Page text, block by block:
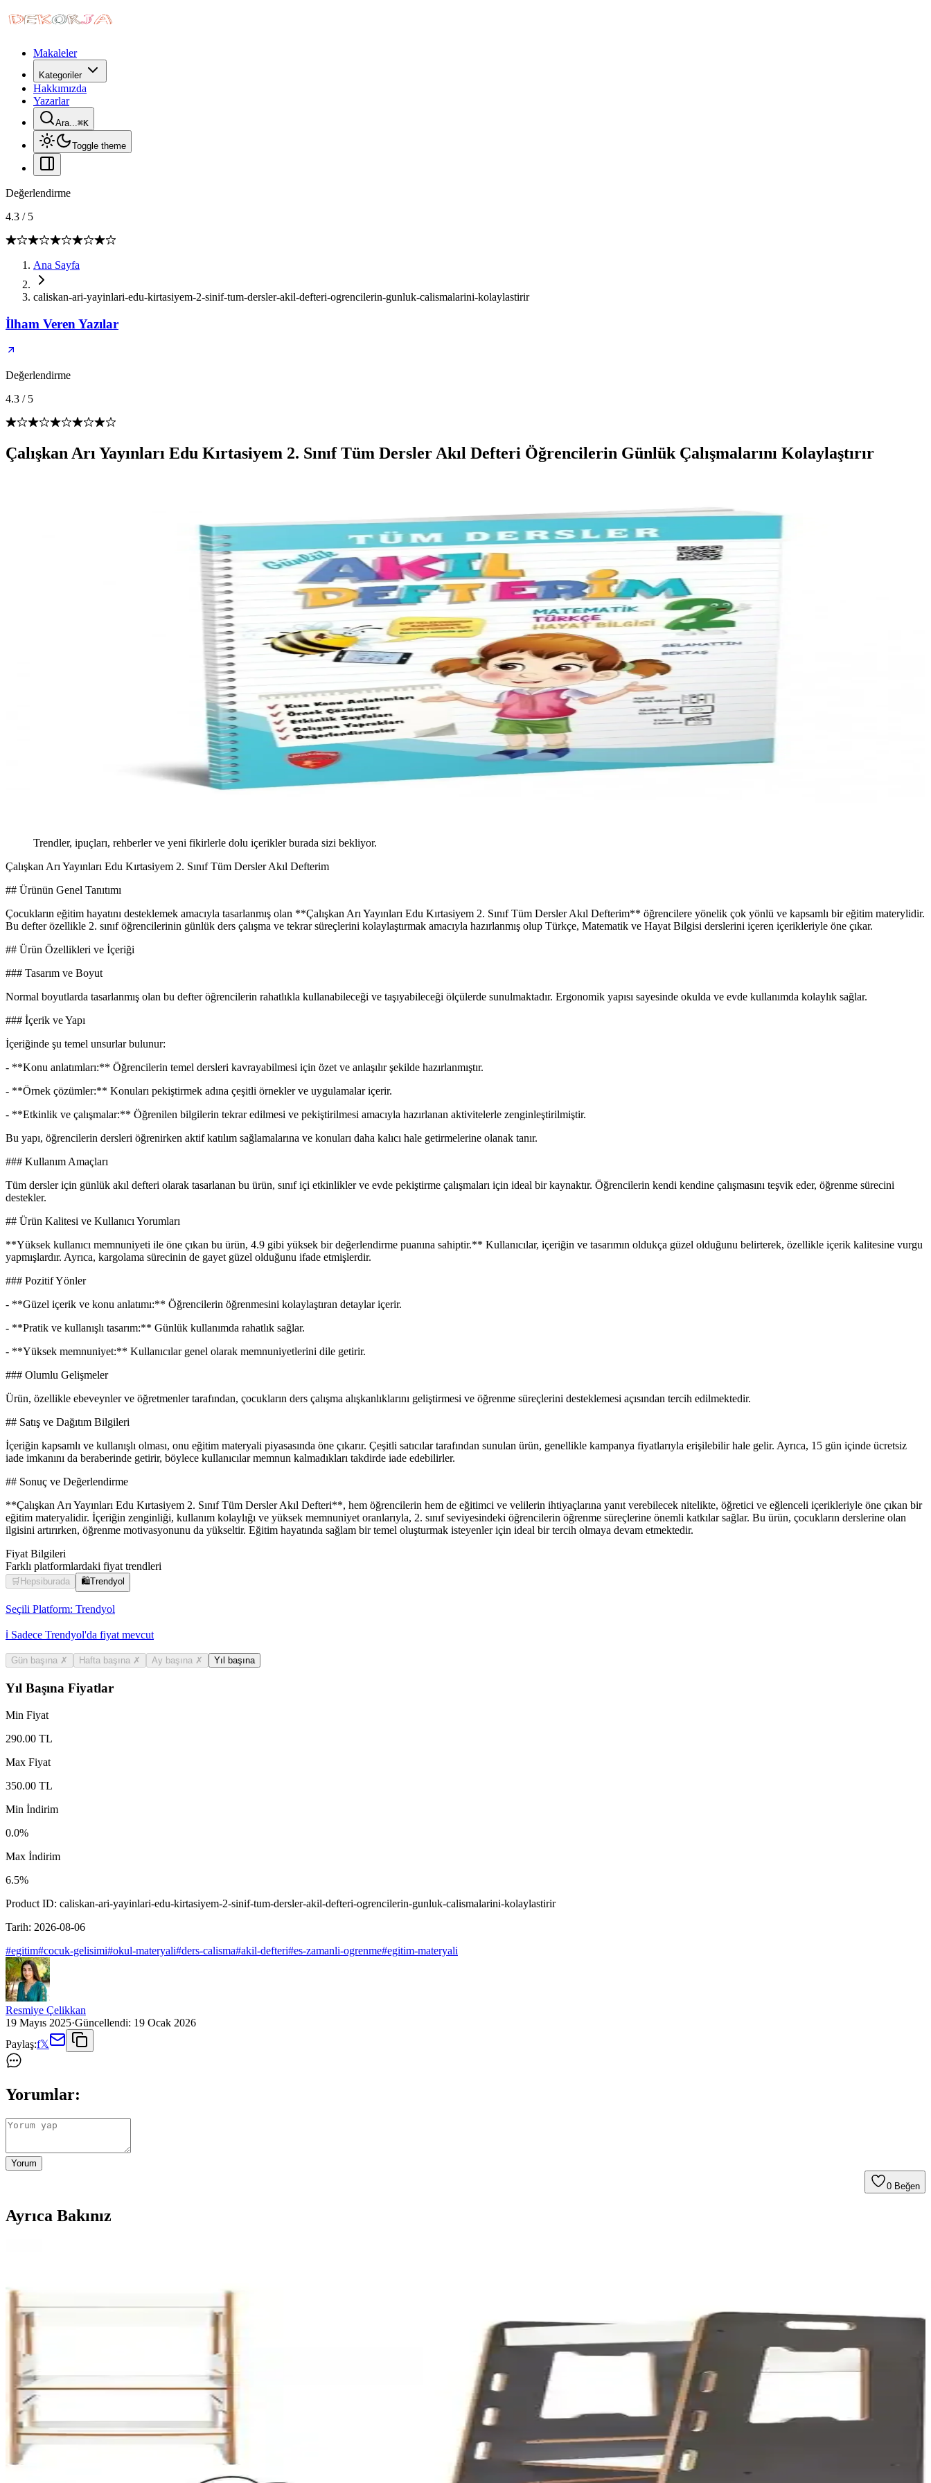
Makaleler
Kategoriler
Hakkımızda
Yazarlar
Ara...⌘K
Toggle theme
Değerlendirme
4.3 / 5
Ana Sayfa
caliskan-ari-yayinlari-edu-kirtasiyem-2-sinif-tum-dersler-akil-defteri-ogrencilerin-gunluk-calismalarini-kolaylastirir
İlham Veren Yazılar
Değerlendirme
4.3 / 5
Çalışkan Arı Yayınları Edu Kırtasiyem 2. Sınıf Tüm Dersler Akıl Defteri Öğrencilerin Günlük Çalışmalarını Kolaylaştırır
Trendler, ipuçları, rehberler ve yeni fikirlerle dolu içerikler burada sizi bekliyor.
Çalışkan Arı Yayınları Edu Kırtasiyem 2. Sınıf Tüm Dersler Akıl Defterim
## Ürünün Genel Tanıtımı
Çocukların eğitim hayatını desteklemek amacıyla tasarlanmış olan **Çalışkan Arı Yayınları Edu Kırtasiyem 2. Sınıf Tüm Dersler Akıl Defterim** öğrencilere yönelik çok yönlü ve kapsamlı bir eğitim materylidir.
Bu defter özellikle 2. sınıf öğrencilerinin günlük ders çalışma ve tekrar süreçlerini kolaylaştırmak amacıyla hazırlanmış olup Türkçe, Matematik ve Hayat Bilgisi derslerini içeren içerikleriyle öne çıkar.
## Ürün Özellikleri ve İçeriği
### Tasarım ve Boyut
Normal boyutlarda tasarlanmış olan bu defter öğrencilerin rahatlıkla kullanabileceği ve taşıyabileceği ölçülerde sunulmaktadır. Ergonomik yapısı sayesinde okulda ve evde kullanımda kolaylık sağlar.
### İçerik ve Yapı
İçeriğinde şu temel unsurlar bulunur:
- **Konu anlatımları:** Öğrencilerin temel dersleri kavrayabilmesi için özet ve anlaşılır şekilde hazırlanmıştır.
- **Örnek çözümler:** Konuları pekiştirmek adına çeşitli örnekler ve uygulamalar içerir.
- **Etkinlik ve çalışmalar:** Öğrenilen bilgilerin tekrar edilmesi ve pekiştirilmesi amacıyla hazırlanan aktivitelerle zenginleştirilmiştir.
Bu yapı, öğrencilerin dersleri öğrenirken aktif katılım sağlamalarına ve konuları daha kalıcı hale getirmelerine olanak tanır.
### Kullanım Amaçları
Tüm dersler için günlük akıl defteri olarak tasarlanan bu ürün, sınıf içi etkinlikler ve evde pekiştirme çalışmaları için ideal bir kaynaktır. Öğrencilerin kendi kendine çalışmasını teşvik eder, öğrenme sürecini
destekler.
## Ürün Kalitesi ve Kullanıcı Yorumları
**Yüksek kullanıcı memnuniyeti ile öne çıkan bu ürün, 4.9 gibi yüksek bir değerlendirme puanına sahiptir.** Kullanıcılar, içeriğin ve tasarımın oldukça güzel olduğunu belirterek, özellikle içerik kalitesine vurgu
yapmışlardır. Ayrıca, kargolama sürecinin de gayet güzel olduğunu ifade etmişlerdir.
### Pozitif Yönler
- **Güzel içerik ve konu anlatımı:** Öğrencilerin öğrenmesini kolaylaştıran detaylar içerir.
- **Pratik ve kullanışlı tasarım:** Günlük kullanımda rahatlık sağlar.
- **Yüksek memnuniyet:** Kullanıcılar genel olarak memnuniyetlerini dile getirir.
### Olumlu Gelişmeler
Ürün, özellikle ebeveynler ve öğretmenler tarafından, çocukların ders çalışma alışkanlıklarını geliştirmesi ve öğrenme süreçlerini desteklemesi açısından tercih edilmektedir.
## Satış ve Dağıtım Bilgileri
İçeriğin kapsamlı ve kullanışlı olması, onu eğitim materyali piyasasında öne çıkarır. Çeşitli satıcılar tarafından sunulan ürün, genellikle kampanya fiyatlarıyla erişilebilir hale gelir. Ayrıca, 15 gün içinde ücretsiz
iade imkanını da beraberinde getirir, böylece kullanıcılar memnun kalmadıkları takdirde iade edebilirler.
## Sonuç ve Değerlendirme
**Çalışkan Arı Yayınları Edu Kırtasiyem 2. Sınıf Tüm Dersler Akıl Defteri**, hem öğrencilerin hem de eğitimci ve velilerin ihtiyaçlarına yanıt verebilecek nitelikte, öğretici ve eğlenceli içerikleriyle öne çıkan bir
eğitim materyalidir. İçeriğin zenginliği, kullanım kolaylığı ve yüksek memnuniyet oranlarıyla, 2. sınıf seviyesindeki öğrencilerin öğrenme süreçlerine önemli katkılar sağlar. Bu ürün, çocukların derslerine olan
ilgisini artırırken, öğrenme motivasyonunu da yükseltir. Eğitim hayatında sağlam bir temel oluşturmak isteyenler için ideal bir tercih olmaya devam etmektedir.
Fiyat Bilgileri
Farklı platformlardaki fiyat trendleri
🛒 Hepsiburada 🛍️Trendyol
Seçili Platform: Trendyol
ℹ️ Sadece Trendyol'da fiyat mevcut
Gün başına ✗ Hafta başına ✗ Ay başına ✗ Yıl başına
Yıl Başına Fiyatlar
Min Fiyat
290.00 TL
Max Fiyat
350.00 TL
Min İndirim
0.0%
Max İndirim
6.5%
Product ID: caliskan-ari-yayinlari-edu-kirtasiyem-2-sinif-tum-dersler-akil-defteri-ogrencilerin-gunluk-calismalarini-kolaylastirir
Tarih: 2026-08-06
#egitim#cocuk-gelisimi#okul-materyali#ders-calisma#akil-defteri#es-zamanli-ogrenme#egitim-materyali
Resmiye Çelikkan
19 Mayıs 2025·Güncellendi: 19 Ocak 2026
Paylaş:f𝕏
Yorumlar:
Yorum
0 Beğen
Ayrıca Bakınız
Bu karşılaştırma, Brons Ahşap Dil Basma Çubuğu Abeslang ve Brons Geniş Ahşap Çubuk'un özelliklerini, kullanıcı yorumlarını ve kullanım alanlarını detaylı şekilde inceliyor.
Palmiye Hobi Sanat Kırtasiye Sayılarla Boyama Setleri Karşılaştırması ve Detaylı İnceleme
Palmiye Hobi Sanat kırtasiye'nin Kayık ve Sahil Kasabası temalı sayılarla boyama setleri detaylı karşılaştırması. Her iki ürünün özellikleri, kullanıcı yorumları ve avantajlarıyla hangi setin size uygun olduğunu
keşfedin.
Okyanus Yayınları 8. Sınıf Master Paragraf Soru Bankası Eğitim Kaynağı
Okyanus Yayınları'nın 8. sınıf master paragraf soru bankası, kapsamlı içeriğiyle öğrencilerin sınavlara etkili hazırlık yapmasını sağlar, pratik ve konu özetli yapısıyla öğrenmeyi kolaylaştırır.
Arıtime ve Yılzlar Onluk Taban Blokları Karşılaştırması: Hangi Ürün Öğrenmeyi Destekler
İki popüler onluk taban bloklarını detaylı karşılaştırıyoruz. Arıtime ve Yılzlar ürünlerinin özellikleri, kullanıcı yorumları ve eğitimdeki kullanımıyla ilgili önemli noktaları öğrenin.